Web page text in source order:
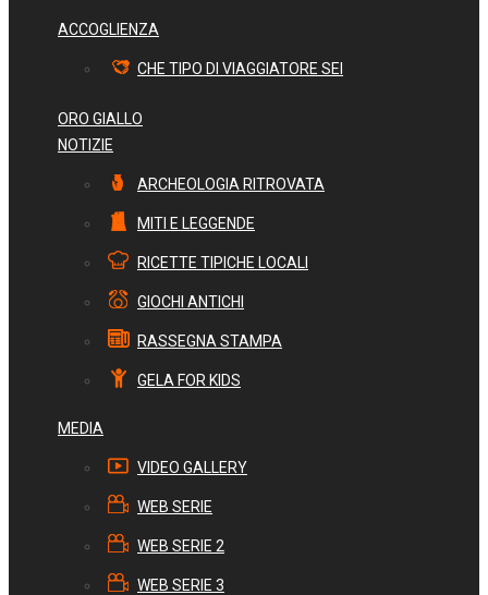
ACCOGLIENZA
CHE TIPO DI VIAGGIATORE SEI
ORO GIALLO
NOTIZIE
ARCHEOLOGIA RITROVATA
MITI E LEGGENDE
RICETTE TIPICHE LOCALI
GIOCHI ANTICHI
RASSEGNA STAMPA
GELA FOR KIDS
MEDIA
VIDEO GALLERY
WEB SERIE
WEB SERIE 2
WEB SERIE 3